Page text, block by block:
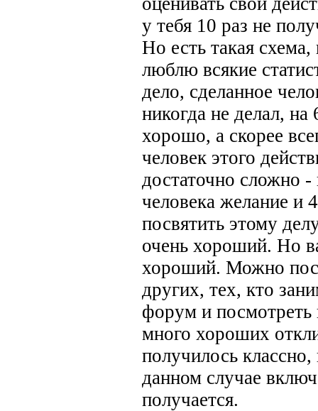
у тебя 10 раз не
Но есть такая
люблю всякие
дело, сделанное
никогда не делал,
хорошо, а скорее
человек этого
достаточно сложно -
человека желание и
посвятить этому
очень хороший. Но
хороший. Можно
других, тех, кто
форум и посмотреть
много хороших
получилось
данном случае
получается.